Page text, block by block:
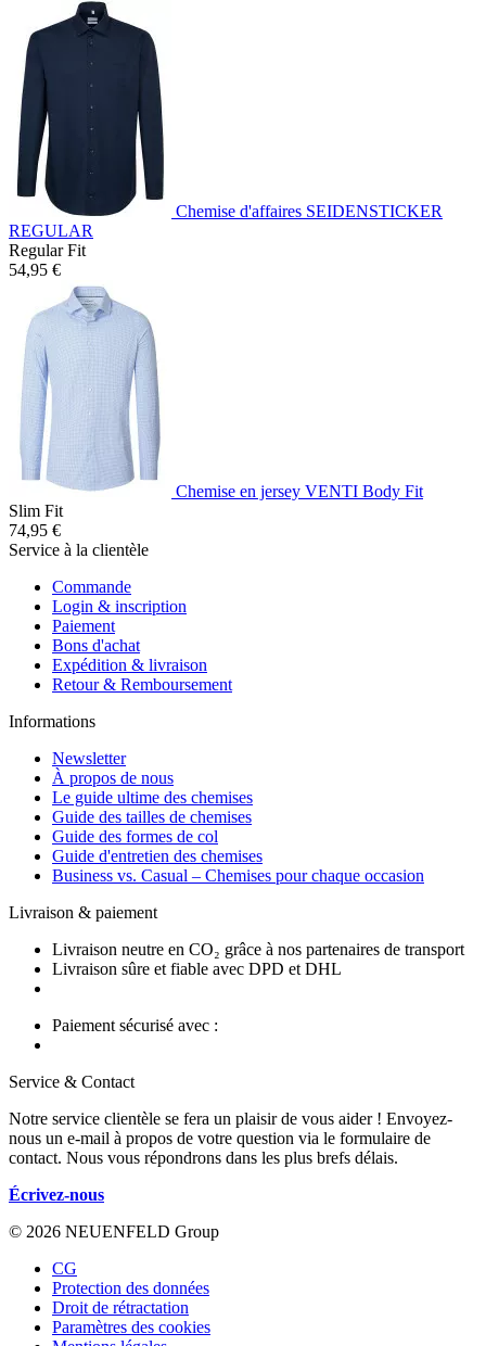
Chemise d'affaires SEIDENSTICKER
REGULAR
Regular Fit
54,95 €
Chemise en jersey VENTI Body Fit
Slim Fit
74,95 €
Service à la clientèle
Commande
Login & inscription
Paiement
Bons d'achat
Expédition & livraison
Retour & Remboursement
Informations
Newsletter
À propos de nous
Le guide ultime des chemises
Guide des tailles de chemises
Guide des formes de col
Guide d'entretien des chemises
Business vs. Casual – Chemises pour chaque occasion
Livraison & paiement
Livraison neutre en CO₂ grâce à nos partenaires de transport
Livraison sûre et fiable avec DPD et DHL
Paiement sécurisé avec :
Service & Contact
Notre service clientèle se fera un plaisir de vous aider ! Envoyez-
nous un e-mail à propos de votre question via le formulaire de
contact. Nous vous répondrons dans les plus brefs délais.
Écrivez-nous
© 2026 NEUENFELD Group
CG
Protection des données
Droit de rétractation
Paramètres des cookies